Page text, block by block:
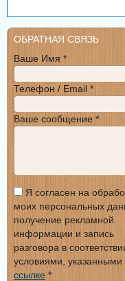
ОБРАТНАЯ СВЯЗЬ
Ваше Имя *
Телефон / Email *
Ваше сообщение *
Я согласен на
моих персональных
получение рекламной
информации и запись
разговора в
условиями, указанными
ссылке *